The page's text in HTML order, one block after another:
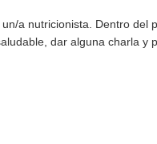
a nutricionista. Dentro del
dar alguna charla y